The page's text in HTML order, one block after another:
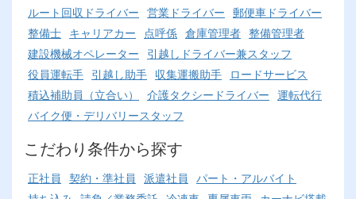
ルート回収ドライバー 営業ドライバー 郵便車ドライバー
整備士 キャリアカー 点呼係 倉庫管理者 整備管理者
建設機械オペレーター
引越しドライバー兼スタッフ
役員運転手 引越し助手 収集運搬助手
ロードサービス
積込補助員（立合い）
介護タクシードライバー 運転代行
バイク便・デリバリースタッフ
こだわり条件から探す
正社員 契約・準社員 派遣社員
パート・アルバイト